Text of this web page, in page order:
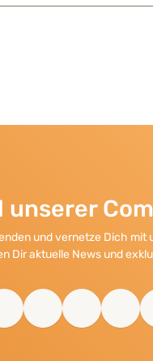
unserer
und vernetze Dich mit
Dir aktuelle News und